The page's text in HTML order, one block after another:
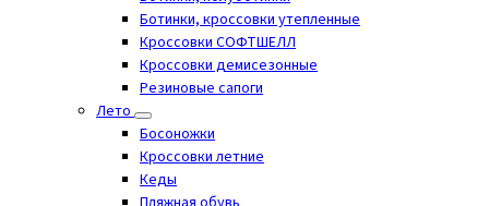
Ботинки, кроссовки утепленные
Кроссовки СОФТШЕЛЛ
Кроссовки демисезонные
Резиновые сапоги
Лето
Босоножки
Кроссовки летние
Кеды